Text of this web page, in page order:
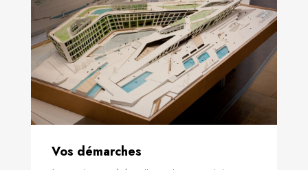
Vos démarches